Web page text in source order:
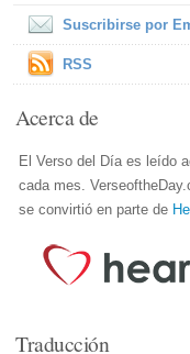
Suscribirse por
RSS
Acerca de
El Verso del Día es leído
cada mes.
se convirtió en parte de
Traducción